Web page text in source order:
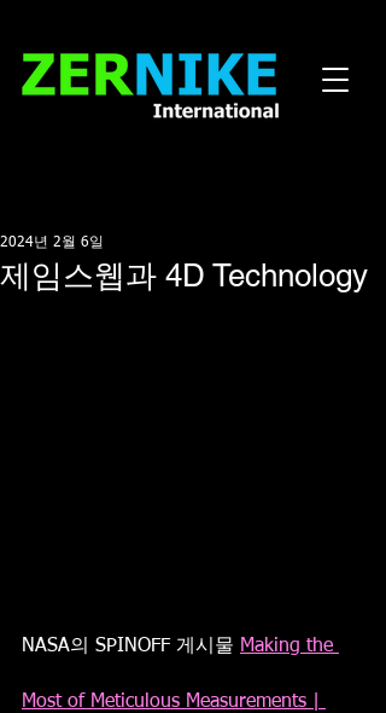
제임스웹과 4D Technology
2024년 2월 6일
NASA의 SPINOFF 게시물 Making the
Most of Meticulous Measurements |